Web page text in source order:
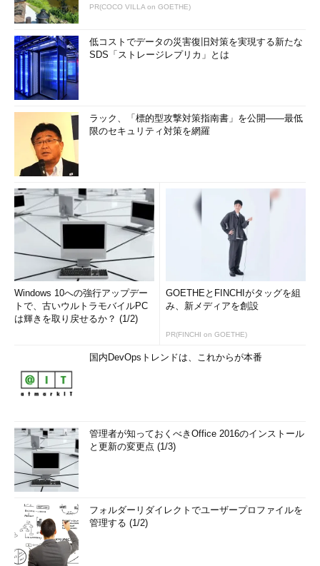
PR(COCO VILLA on GOETHE)
低コストでデータの災害復旧対策を実現する新たな
SDS「ストレージレプリカ」とは
ラック、「標的型攻撃対策指南書」を公開――最低
限のセキュリティ対策を網羅
Windows 10への強行アップデー
トで、古いウルトラモバイルPC
は輝きを取り戻せるか？ (1/2)
GOETHEとFINCHIがタッグを組
み、新メディアを創設
PR(FINCHI on GOETHE)
国内DevOpsトレンドは、これからが本番
管理者が知っておくべきOffice 2016のインストール
と更新の変更点 (1/3)
フォルダーリダイレクトでユーザープロファイルを
管理する (1/2)